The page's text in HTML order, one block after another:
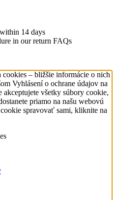
14 days
in our return FAQs
– bližšie informácie o nich
Vyhlásení o ochrane údajov na
všetky súbory cookie,
priamo na našu webovú
spravovať sami, kliknite na